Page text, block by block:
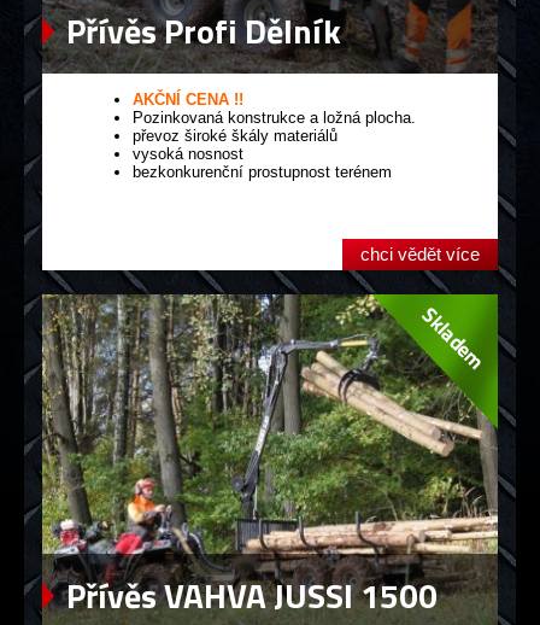
Přívěs Profi Dělník
AKČNÍ CENA !!
Pozinkovaná konstrukce a ložná plocha.
převoz široké škály materiálů
vysoká nosnost
bezkonkurenční prostupnost terénem
chci vědět více
Přívěs VAHVA JUSSI 1500